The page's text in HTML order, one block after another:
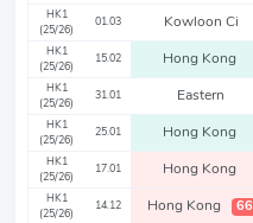
HK1
(25/26)
01.03 Kowloon Ci
HK1
(25/26)
15.02 Hong Kong
HK1
(25/26)
31.01 Eastern
HK1
(25/26)
25.01 Hong Kong
HK1
(25/26)
17.01 Hong Kong
HK1
(25/26)
14.12 Hong Kong 66